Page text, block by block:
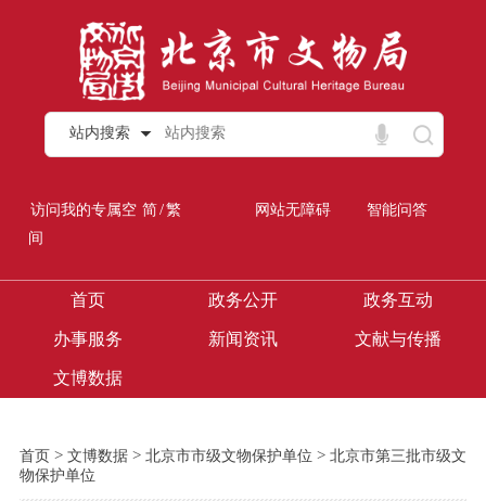
站内搜索
访问我的专属空
间
简/繁 网站无障碍 智能问答
首页 政务公开 政务互动
办事服务 新闻资讯 文献与传播
文博数据
首页> 文博数据> 北京市市级文物保护单位 > 北京市第三批市级文
物保护单位